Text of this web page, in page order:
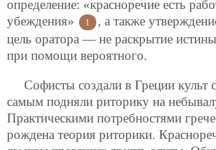
определение: «красноречие есть
убеждения»
1
, а также
цель оратора — не раскрытие
при помощи вероятного.
Софисты создали в Греции культ
самым подняли риторику на
Практическими потребностями
рождена теория риторики.